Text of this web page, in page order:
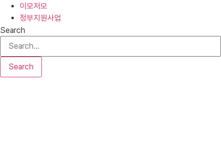
이모저모
정부지원사업
Search
Search